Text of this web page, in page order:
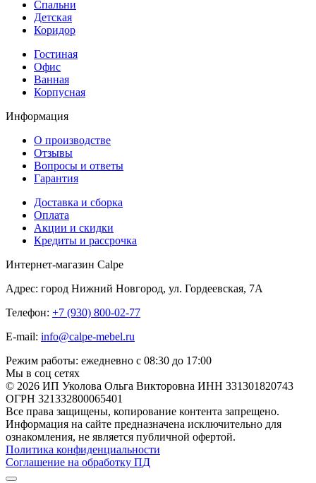
Спальни
Детская
Коридор
Гостиная
Офис
Ванная
Корпусная
Информация
О производстве
Отзывы
Вопросы и ответы
Гарантия
Доставка и сборка
Оплата
Акции и скидки
Кредиты и рассрочка
Интернет-магазин Calpe
Адрес: город Нижний Новгород, ул. Гордеевская, 7А
Телефон: +7 (930) 800-02-77
E-mail: info@calpe-mebel.ru
Режим работы: ежедневно с 08:30 до 17:00
Мы в соц сетях
© 2026 ИП Уколова Ольга Викторовна ИНН 331301820743
ОГРН 321332800065401
Все права защищены, копирование контента запрещено.
Информация на сайте предназначена исключительно для
ознакомления, не является публичной офертой.
Политика конфиденциальности
Соглашение на обработку ПД